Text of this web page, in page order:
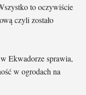
to oczywiście
czyli zostało
Ekwadorze sprawia,
w ogrodach na